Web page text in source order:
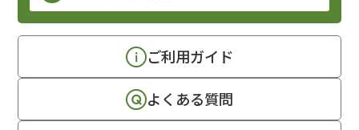
ご利用ガイド
よくある質問